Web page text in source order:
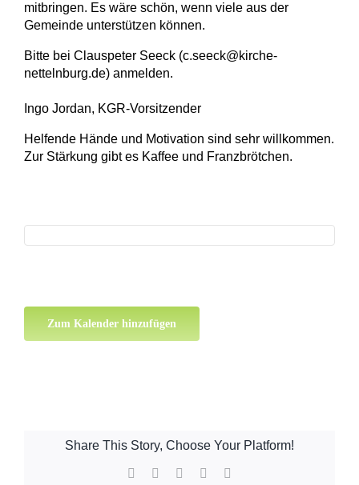
mitbringen. Es wäre schön, wenn viele aus der
Gemeinde unterstützen können.
Bitte bei Clauspeter Seeck (c.seeck@kirche-
nettelnburg.de) anmelden.
Ingo Jordan, KGR-Vorsitzender
Helfende Hände und Motivation sind sehr willkommen.
Zur Stärkung gibt es Kaffee und Franzbrötchen.
Zum Kalender hinzufügen
Share This Story, Choose Your Platform!
Facebook WhatsApp
Pinterest